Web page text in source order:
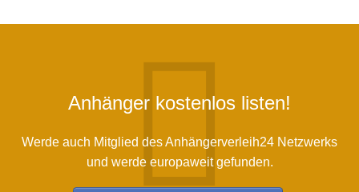
Anhänger kostenlos listen!
Werde auch Mitglied des Anhängerverleih24 Netzwerks
und werde europaweit gefunden.